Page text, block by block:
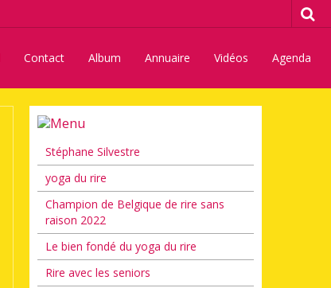
Contact Album Annuaire Vidéos Agenda
Stéphane Silvestre
yoga du rire
Champion de Belgique de rire sans
raison 2022
Le bien fondé du yoga du rire
Rire avec les seniors